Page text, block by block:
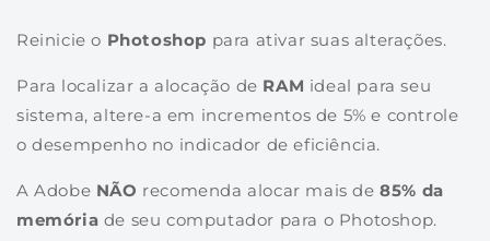
Reinicie o Photoshop para ativar suas alterações.
Para localizar a alocação de RAM ideal para seu
sistema, altere-a em incrementos de 5% e controle
o desempenho no indicador de eficiência.
A Adobe NÃO recomenda alocar mais de85% da
memória de seu computador para o Photoshop.